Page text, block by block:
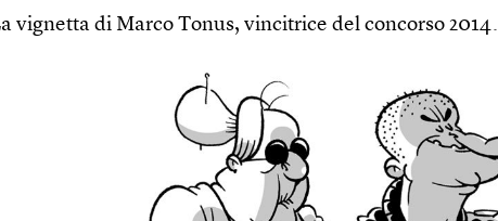
vignetta di Marco Tonus, vincitrice del concorso 2014.